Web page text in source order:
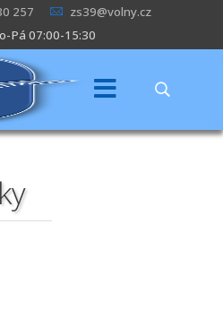
257
zs39@volny.cz
Pá 07:00-15:30